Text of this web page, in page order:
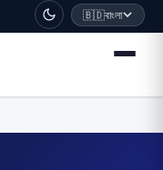
🇧🇩বাংলা